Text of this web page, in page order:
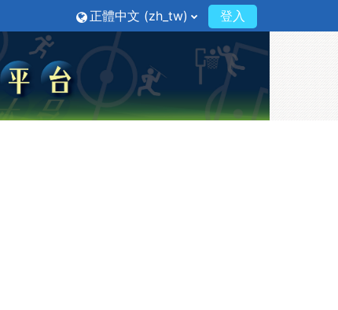
正體中文 ‎(zh_tw)‎ 登入